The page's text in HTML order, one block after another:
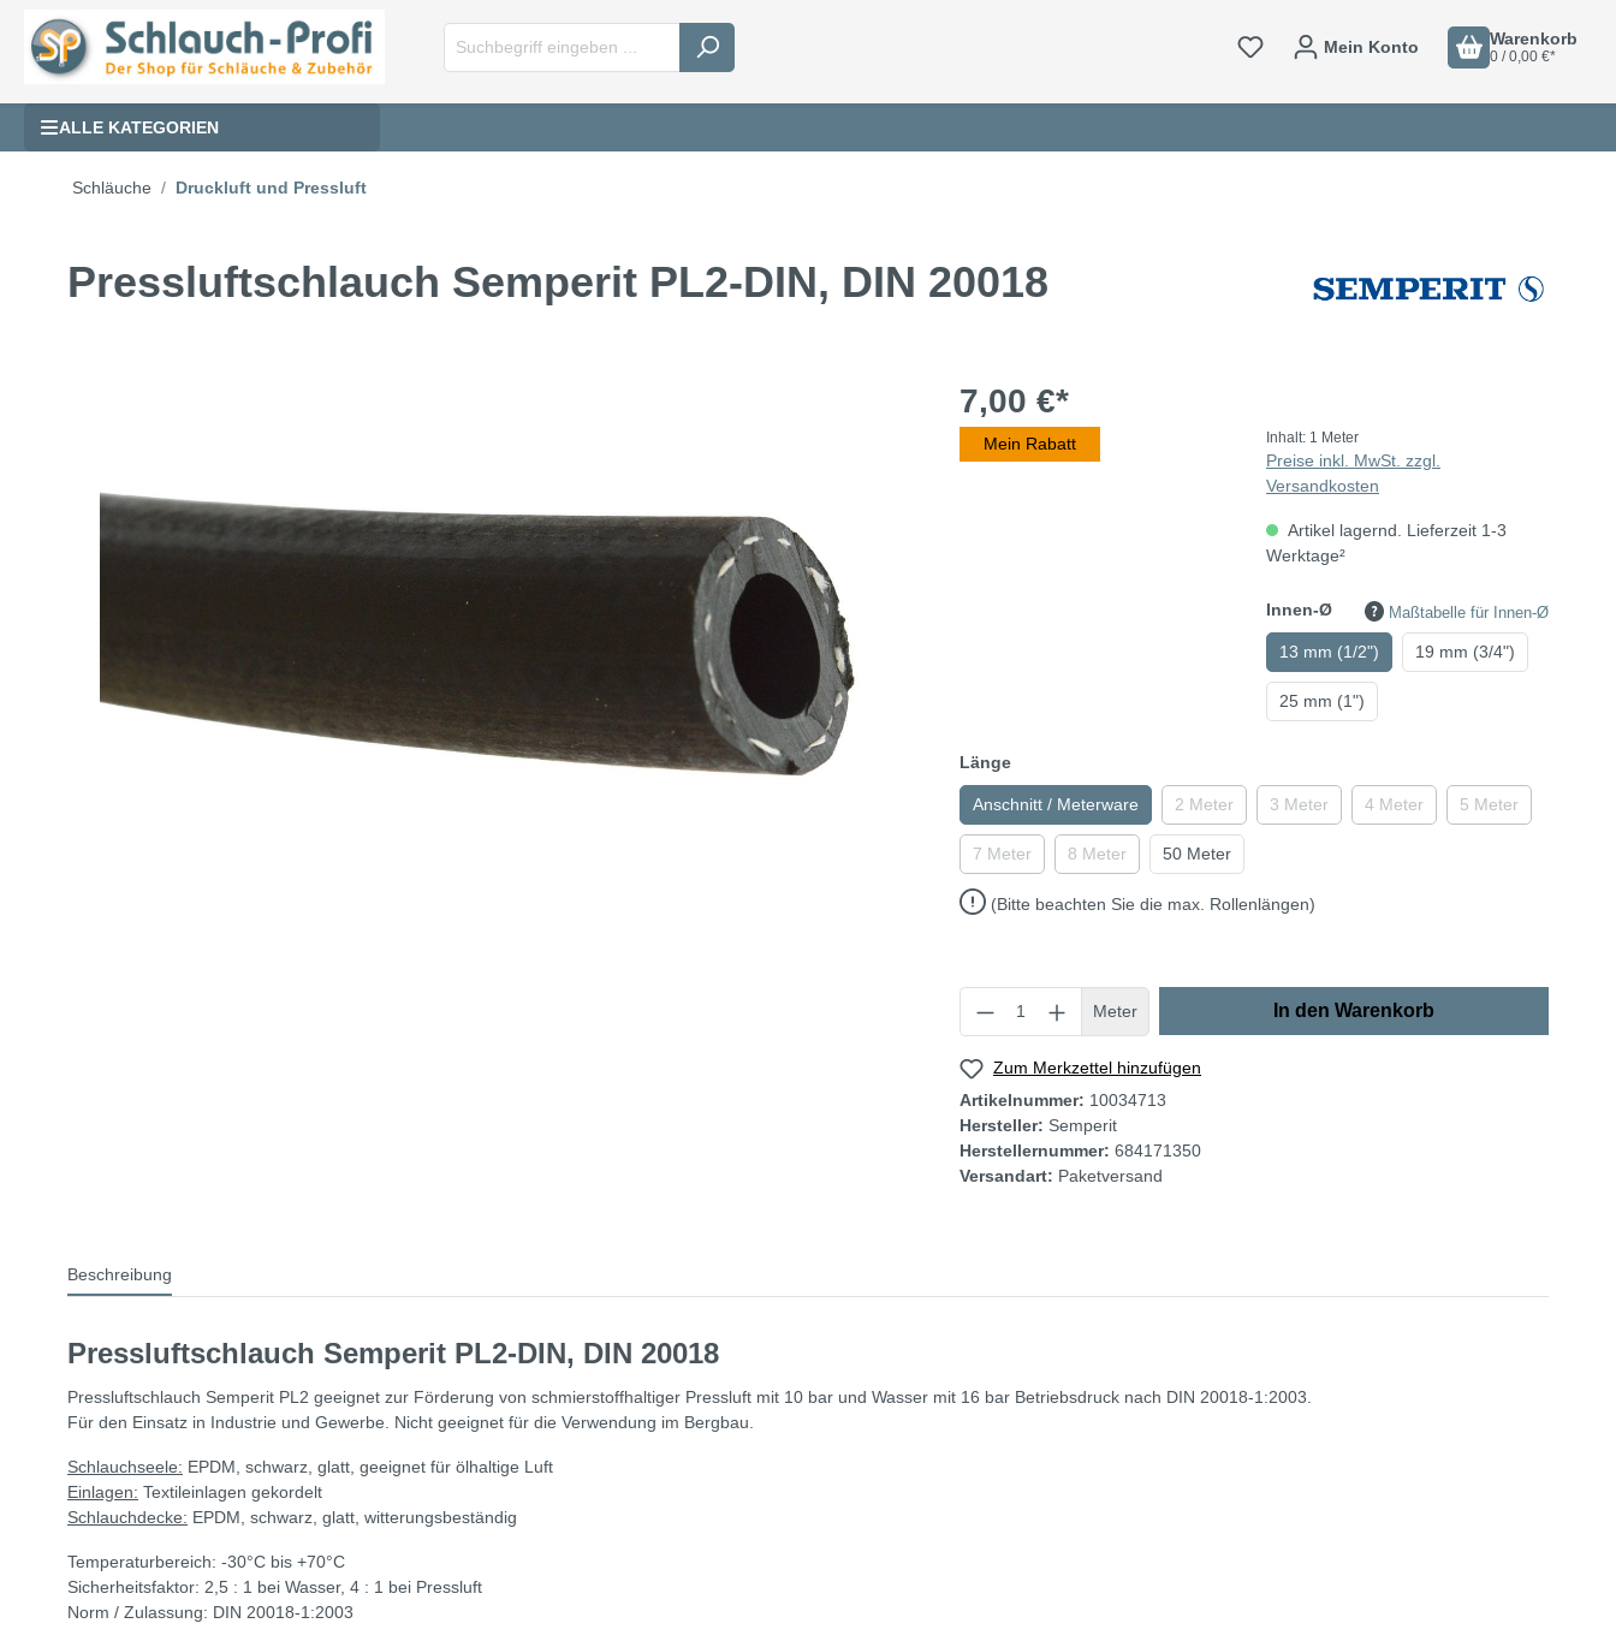
Mein Konto Warenkorb
0 / 0,00 €*
ALLE KATEGORIEN
Schläuche Druckluft und Pressluft
Pressluftschlauch Semperit PL2-DIN, DIN 20018
7,00 €*
Mein Rabatt Inhalt: 1 Meter
Preise inkl. MwSt. zzgl.
Versandkosten
Artikel lagernd. Lieferzeit 1-3
Werktage²
Innen-Ø Maßtabelle für Innen-Ø
13 mm (1/2") 19 mm (3/4")
25 mm (1")
Länge
Anschnitt / Meterware 2 Meter 3 Meter 4 Meter 5 Meter
7 Meter 8 Meter 50 Meter
(Bitte beachten Sie die max. Rollenlängen)
Meter In den Warenkorb
Zum Merkzettel hinzufügen
Artikelnummer: 10034713
Hersteller: Semperit
Herstellernummer: 684171350
Versandart: Paketversand
Beschreibung
Pressluftschlauch Semperit PL2-DIN, DIN 20018
Pressluftschlauch Semperit PL2 geeignet zur Förderung von schmierstoffhaltiger Pressluft mit 10 bar und Wasser mit 16 bar Betriebsdruck nach DIN 20018-1:2003.
Für den Einsatz in Industrie und Gewerbe. Nicht geeignet für die Verwendung im Bergbau.
Schlauchseele: EPDM, schwarz, glatt, geeignet für ölhaltige Luft
Einlagen: Textileinlagen gekordelt
Schlauchdecke: EPDM, schwarz, glatt, witterungsbeständig
Temperaturbereich: -30°C bis +70°C
Sicherheitsfaktor: 2,5 : 1 bei Wasser, 4 : 1 bei Pressluft
Norm / Zulassung: DIN 20018-1:2003